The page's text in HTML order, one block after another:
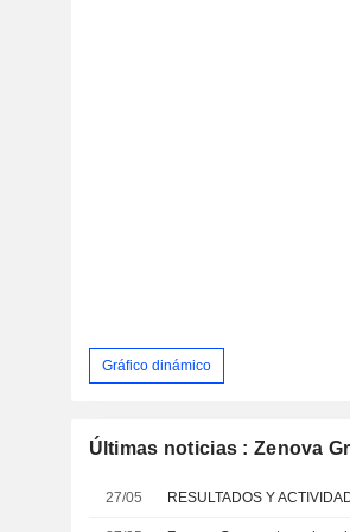
Gráfico dinámico
Últimas noticias : Zenova
27/05